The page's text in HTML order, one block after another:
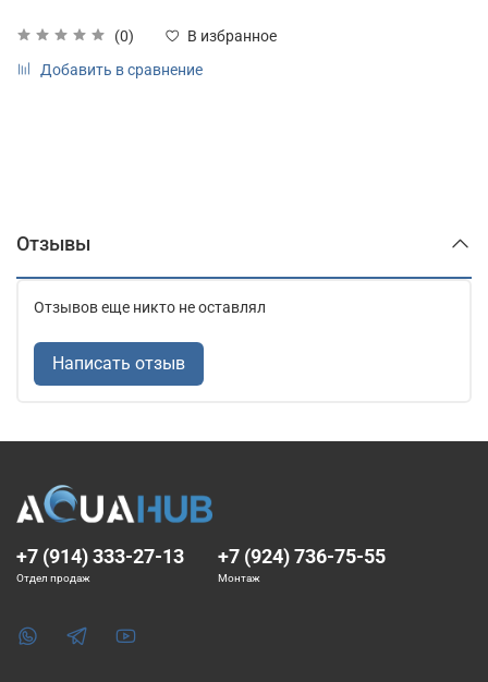
(0)
В избранное
Добавить в сравнение
Отзывы
Отзывов еще никто не оставлял
Написать отзыв
+7 (914) 333-27-13
Отдел продаж
+7 (924) 736-75-55
Монтаж